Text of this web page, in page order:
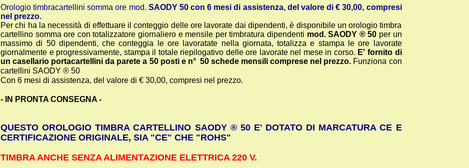
Orologio timbracartellini somma ore mod. SAODY 50 con 6 mesi di assistenza, del valore di € 30,00, compresi
nel prezzo.
Per chi ha la necessità di effettuare il conteggio delle ore lavorate dai dipendenti, è disponibile un orologio timbra
cartellino somma ore con totalizzatore giornaliero e mensile per timbratura dipendenti mod. SAODY ® 50 per un
massimo di 50 dipendenti, che conteggia le ore lavoratate nella giornata, totalizza e stampa le ore lavorate
giornalmente e progressivamente, stampa il totale riepilogativo delle ore lavorate nel mese in corso. E' fornito di
un casellario portacartellini da parete a 50 posti e n° 50 schede mensili comprese nel prezzo. Funziona con
cartellini SAODY ® 50
Con 6 mesi di assistenza, del valore di € 30,00, compresi nel prezzo.
- IN PRONTA CONSEGNA -
QUESTO OROLOGIO TIMBRA CARTELLINO SAODY ® 50 E' DOTATO DI MARCATURA CE E
CERTIFICAZIONE ORIGINALE, SIA "CE" CHE "ROHS"
TIMBRA ANCHE SENZA ALIMENTAZIONE ELETTRICA 220 V.